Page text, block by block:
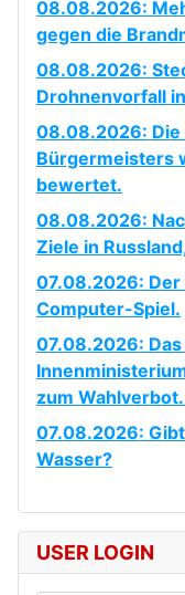
08.08.2026:
gegen die
08.08.2026:
Drohnenvorfall
08.08.2026:
Bürgermeisters
bewertet.
08.08.2026:
Ziele in
07.08.2026:
Computer-Spiel.
07.08.2026:
zum
07.08.2026:
Wasser?
USER LOGIN